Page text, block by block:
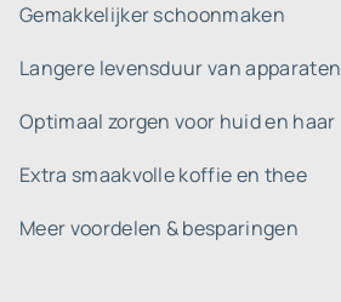
Gemakkelijker schoonmaken
Langere levensduur van apparaten
Optimaal zorgen voor huid en haar
Extra smaakvolle koffie en thee
Meer voordelen & besparingen